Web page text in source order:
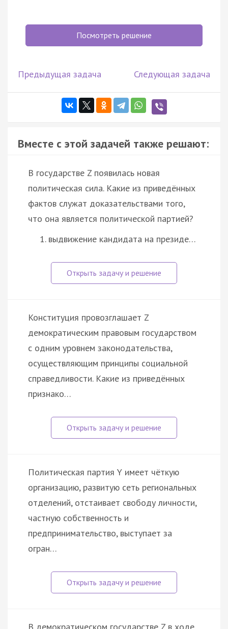
Посмотреть решение
Предыдущая задача Следующая задача
Вместе с этой задачей также решают:
В государстве Z появилась новая
политическая сила. Какие из приведённых
фактов служат доказательствами того,
что она является политической партией?
выдвижение кандидата на президе…
Конституция провозглашает Z
демократическим правовым государством
с одним уровнем законодательства,
осуществляющим принципы социальной
справедливости. Какие из приведённых
признако…
Политическая партия Y имеет чёткую
организацию, развитую сеть региональных
отделений, отстаивает свободу личности,
частную собственность и
предпринимательство, выступает за
огран…
В демократическом государстве Z в ходе